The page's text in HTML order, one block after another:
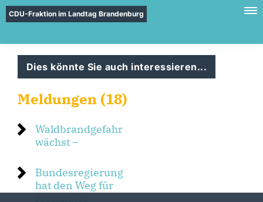
CDU-Fraktion im Landtag Brandenburg
Dies könnte Sie auch interessieren...
Meldungen (18)
Waldbrandgefahr
wächst –
Bundesregierung
hat den Weg für